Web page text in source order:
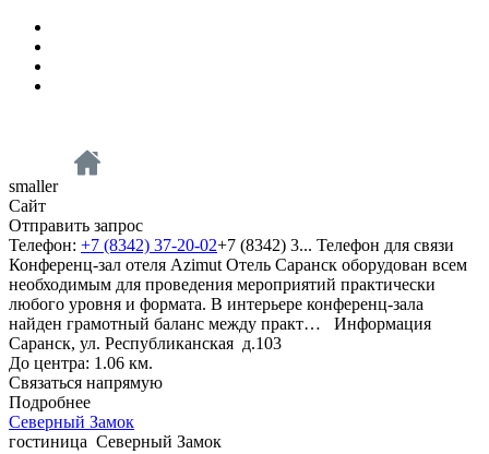
smaller
Сайт
Отправить запрос
Телефон: +7 (8342) 37-20-02+7 (8342) 3... Телефон для связи
Конференц-зал отеля Azimut Отель Саранск оборудован всем
необходимым для проведения мероприятий практически
любого уровня и формата. В интерьере конференц-зала
найден грамотный баланс между практ… Информация
Саранск, ул. Республиканская д.103
До центра: 1.06 км.
Связаться напрямую
Подробнее
Северный Замок
гостиница Северный Замок